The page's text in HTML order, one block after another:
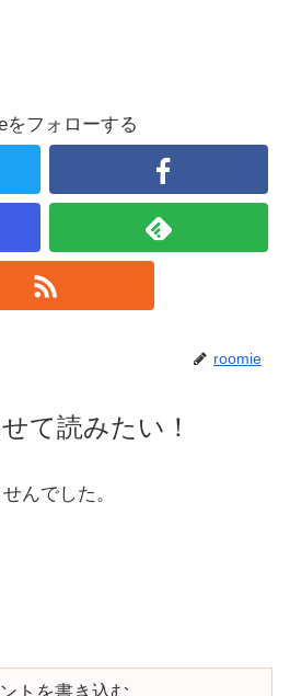
をフォローする
roomie
て読みたい！
んでした。